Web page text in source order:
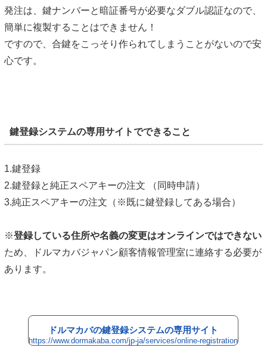
発注は、鍵ナンバーと暗証番号が必要なダブル認証なので、
簡単に複製することはできません！
ですので、合鍵をこっそり作られてしまうことがないので安
心です。
鍵登録システムの専用サイトでできること
1.鍵登録
2.鍵登録と純正スペアキーの注文 （同時申請）
3.純正スペアキーの注文（※既に鍵登録してある場合）
※登録している住所や名義の変更はオンラインではできない
ため、ドルマカバジャパン顧客情報管理室に連絡する必要が
あります。
ドルマカバの鍵登録システムの専用サイト
https://www.dormakaba.com/jp-ja/services/online-registration